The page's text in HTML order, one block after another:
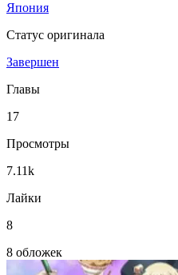
Япония
Статус оригинала
Завершен
Главы
17
Просмотры
7.11k
Лайки
8
8 обложек